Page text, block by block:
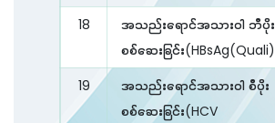
18
အသည်းရောင်အသားဝါ ဘီပိုး
စစ်ဆေးခြင်း(HBsAg(Quali)
19
အသည်းရောင်အသားဝါ စီပိုး
စစ်ဆေးခြင်း(HCV